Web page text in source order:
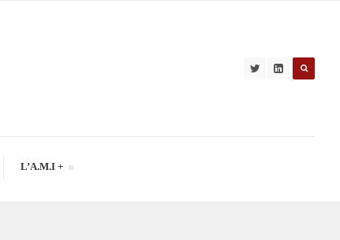
L’A.M.I +